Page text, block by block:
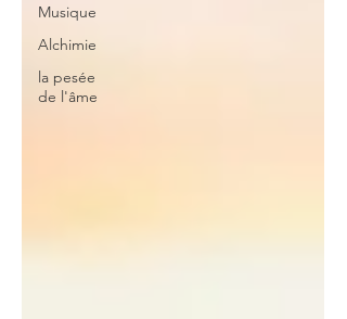
Musique
Alchimie
la pesée
de l'âme